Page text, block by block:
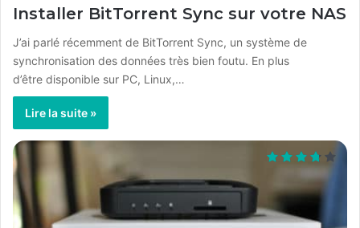
Installer BitTorrent Sync sur votre NAS
J’ai parlé récemment de BitTorrent Sync, un système de
synchronisation des données très bien foutu. En plus
d’être disponible sur PC, Linux,…
Lire la suite »